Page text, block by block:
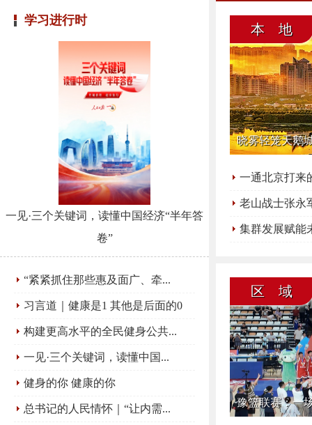
学习进行时
一见·三个关键词，读懂中国经济“半年答
卷”
“紧紧抓住那些惠及面广、牵...
习言道｜健康是1 其他是后面的0
构建更高水平的全民健身公共...
一见·三个关键词，读懂中国...
健身的你 健康的你
总书记的人民情怀｜“让内需...
本 地
晓雾轻笼天鹅
一通北京打来
老山战士张永
集群发展赋能
区 域
豫篮联赛：一